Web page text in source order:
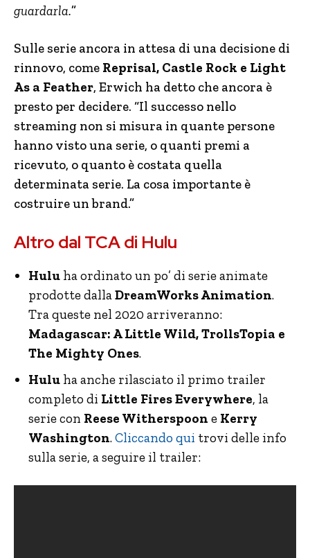
guardarla.”
Sulle serie ancora in attesa di una decisione di
rinnovo, come Reprisal, Castle Rock e Light
As a Feather, Erwich ha detto che ancora è
presto per decidere. “Il successo nello
streaming non si misura in quante persone
hanno visto una serie, o quanti premi a
ricevuto, o quanto è costata quella
determinata serie. La cosa importante è
costruire un brand.”
Altro dal TCA di Hulu
Hulu ha ordinato un po’ di serie animate
prodotte dallaDreamWorks Animation.
Tra queste nel 2020 arriveranno:
Madagascar: A Little Wild, TrollsTopia e
The Mighty Ones.
Hulu ha anche rilasciato il primo trailer
completo di Little Fires Everywhere, la
serie con Reese Witherspoon e Kerry
Washington.Cliccando qui trovi delle info
sulla serie, a seguire il trailer: